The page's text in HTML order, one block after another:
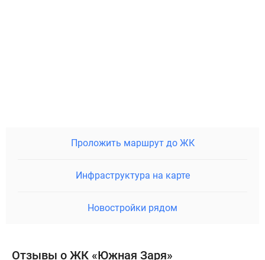
Проложить маршрут до ЖК
Инфраструктура на карте
Новостройки рядом
Отзывы о ЖК «Южная Заря»